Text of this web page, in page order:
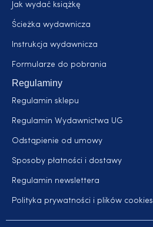
Jak wydać książkę
Ścieżka wydawnicza
Instrukcja wydawnicza
Formularze do pobrania
Regulaminy
Regulamin sklepu
Regulamin Wydawnictwa UG
Odstąpienie od umowy
Sposoby płatności i dostawy
Regulamin newslettera
Polityka prywatności i plików cookies